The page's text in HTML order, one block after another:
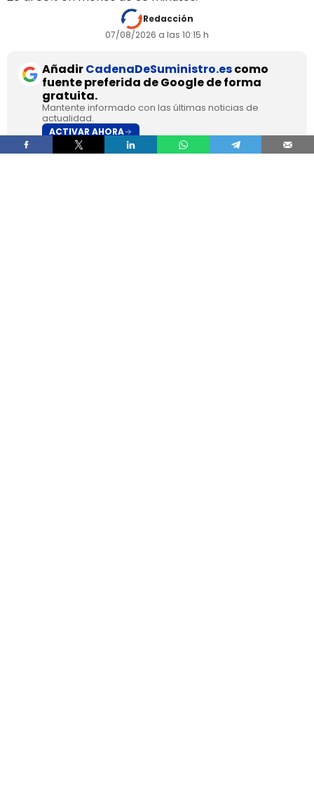
Redacción
07/08/2026 a las 10:15 h
AñadirCadenaDeSuministro.escomo
fuente preferida de Google de forma
gratuita.
Mantente informado con las últimas noticias de
actualidad.
ACTIVAR AHORA